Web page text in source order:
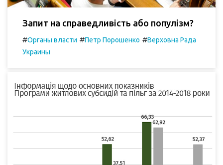
Запит на справедливість або популізм?
#Органы власти #Петр Порошенко #Верховна Рада
Украины